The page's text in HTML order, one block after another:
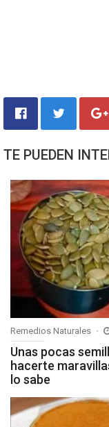
TE PUEDEN
Remedios Naturales
Unas pocas
hacerte
lo sabe